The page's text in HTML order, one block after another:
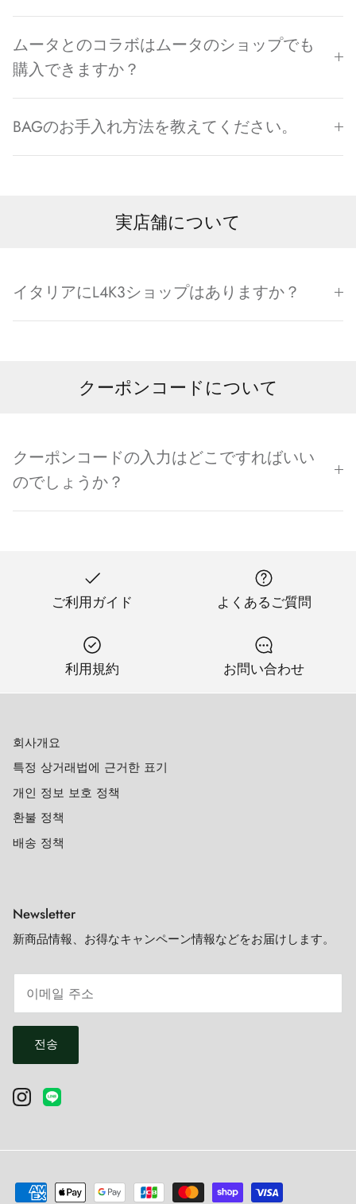
ムータとのコラボはムータのショップでも
購入できますか？
BAGのお手入れ方法を教えてください。
実店舗について
イタリアにL4K3ショップはありますか？
クーポンコードについて
クーポンコードの入力はどこですればいい
のでしょうか？
ご利用ガイド よくあるご質問
利用規約 お問い合わせ
회사개요
특정 상거래법에 근거한 표기
개인 정보 보호 정책
환불 정책
배송 정책
Newsletter
新商品情報、お得なキャンペーン情報などをお届けします。
전송